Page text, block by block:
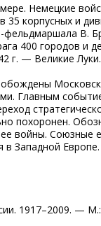
Немецкие
35 корпусных и
В.
400 городов
г. — Великие Луки.
Главным
похоронен.
войны.
в Западной
1917–2009. —